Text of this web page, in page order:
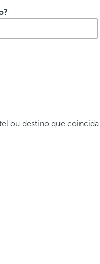
ou destino que coincida